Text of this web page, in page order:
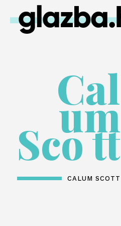
Cal
um
Sco tt
CALUM SCOTT